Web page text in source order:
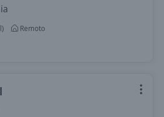
Remoto